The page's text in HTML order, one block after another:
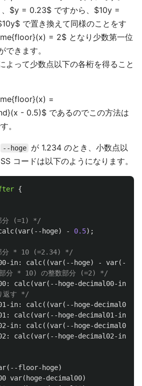
$y = 0.23$ ですから、$10y =
で置き換えて同様のことをす
= 2$ となり少数第一位
できます。
よって少数点以下の各桁を得ること
=
- 0.5)$ であるのでこの方法は
。
--hoge
が 1.234 のとき、小数点以
コードは以下のようになります。
{
分 (=1) */
(var( --hoge) - 0.5);
分 * 10 (=2.34) */
in: calc((var( --hoge) - var( --
分 * 10) の整数部分 (=2) */
: calc(var( --hoge-decimal00-in
返す */
in: calc((var( --hoge-decimal00-in
: calc(var( --hoge-decimal01-in
in: calc((var( --hoge-decimal01-in
: calc(var( --hoge-decimal02-in
( --floor-hoge)
var(hoge-decimal00)